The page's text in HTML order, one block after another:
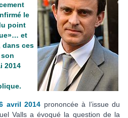
le
point
et
dans ces
2014
avril 2014 prononcée à l’issue du
Valls a évoqué la question de la